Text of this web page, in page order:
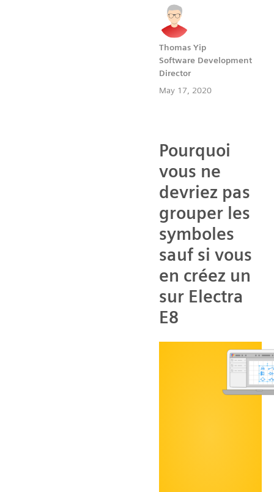
Thomas Yip
Software Development
Director
May 17, 2020
Pourquoi
vous ne
devriez pas
grouper les
symboles
sauf si vous
en créez un
sur Electra
E8